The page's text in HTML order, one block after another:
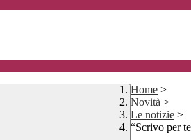
Home >
Novità >
Le notizie >
“Scrivo per